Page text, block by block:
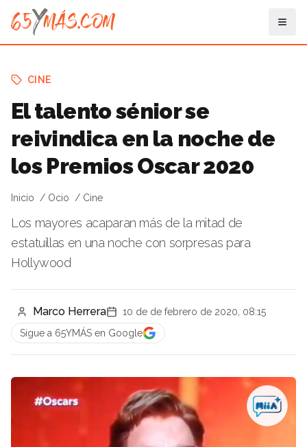
CINE
El talento sénior se
reivindica en la noche de
los Premios Oscar 2020
Inicio Ocio Cine
Los mayores acaparan más de la mitad de
estatuillas en una noche con sorpresas para
Hollywood
Marco Herrera
10 de de febrero de 2020, 08:15
Sigue a 65YMÁS en Google